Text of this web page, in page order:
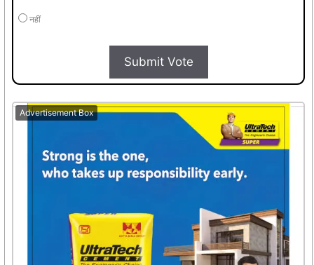
नहीं
Submit Vote
Advertisement Box